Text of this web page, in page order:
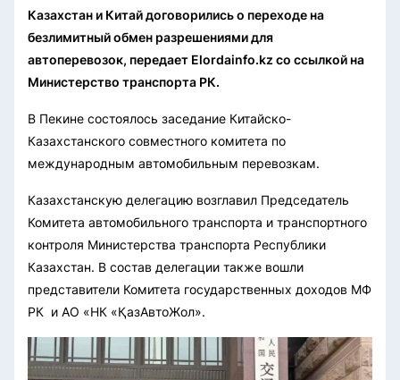
Казахстан и Китай договорились о переходе на
безлимитный обмен разрешениями для
автоперевозок, передает Elordainfo.kz со ссылкой на
Министерство транспорта РК.
В Пекине состоялось заседание Китайско-
Казахстанского совместного комитета по
международным автомобильным перевозкам.
Казахстанскую делегацию возглавил Председатель
Комитета автомобильного транспорта и транспортного
контроля Министерства транспорта Республики
Казахстан. В состав делегации также вошли
представители Комитета государственных доходов МФ
РК и АО «НК «ҚазАвтоЖол».